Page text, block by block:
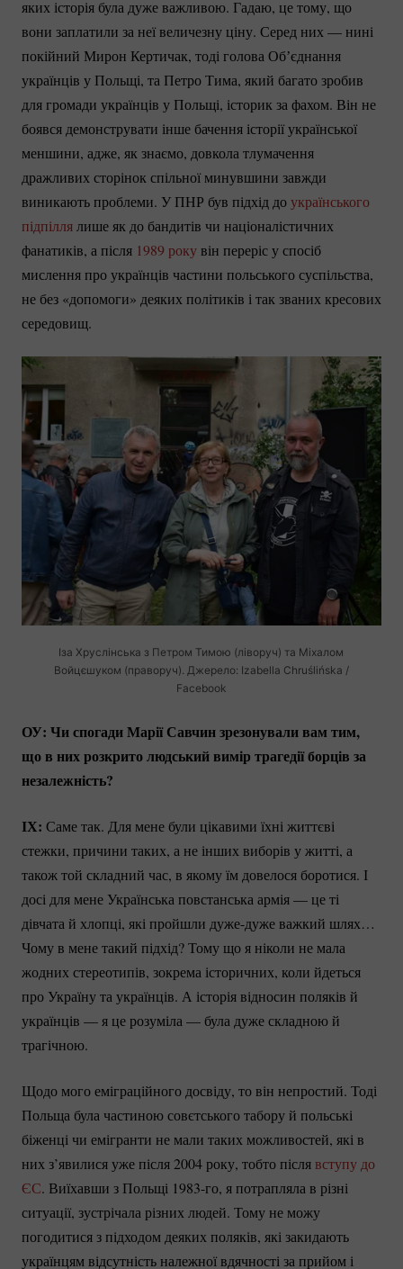
яких історія була дуже важливою. Гадаю, це тому, що
вони заплатили за неї величезну ціну. Серед них — нині
покійний Мирон Кертичак, тоді голова Обʼєднання
українців у Польщі, та Петро Тима, який багато зробив
для громади українців у Польщі, історик за фахом. Він не
боявся демонструвати інше бачення історії української
меншини, адже, як знаємо, довкола тлумачення
дражливих сторінок спільної минувшини завжди
виникають проблеми. У ПНР був підхід доукраїнського
підпілля лише як до бандитів чи націоналістичних
фанатиків, а після 1989 рокувін переріс у спосіб
мислення про українців частини польського суспільства,
не без «допомоги» деяких політиків і так званих кресових
середовищ.
Іза Хруслінська з Петром Тимою (ліворуч) та Міхалом
Войцєшуком (праворуч). Джерело: Izabella Chruślińska /
Facebook
ОУ: Чи спогади Марії Савчин зрезонували вам тим,
що в них розкрито людський вимір трагедії борців за
незалежність?
ІХ: Саме так. Для мене були цікавими їхні життєві
стежки, причини таких, а не інших виборів у житті, а
також той складний час, в якому їм довелося боротися. І
досі для мене Українська повстанська армія — це ті
дівчата й хлопці, які пройшли дуже-дужеважкий шлях…
Чому в мене такий підхід? Тому що я ніколи не мала
жодних стереотипів, зокрема історичних, коли йдеться
про Україну та українців. А історія відносин поляків й
українців — я це розуміла — була дуже складною й
трагічною.
Щодо мого еміграційного досвіду, то він непростий. Тоді
Польща була частиною совєтського табору й польські
біженці чи емігранти не мали таких можливостей, які в
них з’явилися уже після 2004 року, тобто після вступу до
ЄС. Виїхавши з Польщі 1983-го, я потрапляла в різні
ситуації, зустрічала різних людей. Тому не можу
погодитися з підходом деяких поляків, які закидають
українцям відсутність належної вдячності за прийом і